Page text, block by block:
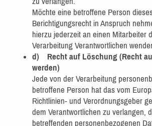
Möchte eine betroffene Person
Berichtigungsrecht in Anspruch
hierzu jederzeit an einen Mitarbeiter
Verarbeitung Verantwortlichen
d) Recht auf Löschung (Recht
werden)
Jede von der Verarbeitung
betroffene Person hat das vom
Richtlinien- und Verordnungsgeber
dem Verantwortlichen zu verlangen,
betreffenden personenbezogenen